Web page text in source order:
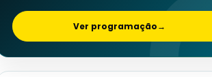
Ver programação→